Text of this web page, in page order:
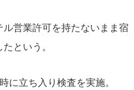
営業許可を持たないまま宿
という。
に立ち入り検査を実施。